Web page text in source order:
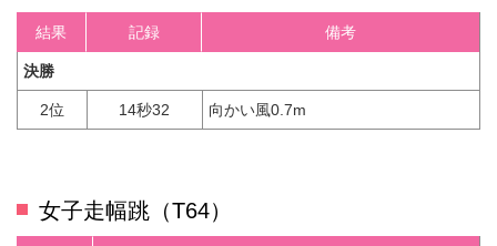
結果 記録 備考
決勝
2位 14秒32 向かい風0.7m
女子走幅跳（T64）